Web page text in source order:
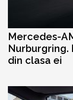
Mercedes-
Nurburgring.
din clasa ei